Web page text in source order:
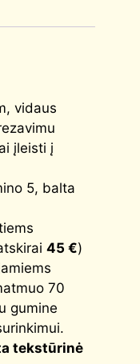
vidaus
įleisti į
5, balta
45 €)
70
gumine
tekstūrinė